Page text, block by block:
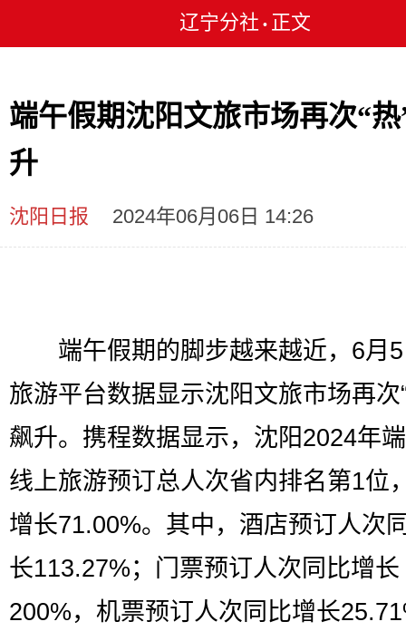
辽宁分社 • 正文
端午假期沈阳文旅市场再次“
升
沈阳日报 2024年06月06日 14:26
端午假期的脚步越来越近，6月5
旅游平台数据显示沈阳文旅市场再次
飙升。携程数据显示，沈阳2024年
线上旅游预订总人次省内排名第1位
增长71.00%。其中，酒店预订人次
长113.27%；门票预订人次同比增长
200%，机票预订人次同比增长